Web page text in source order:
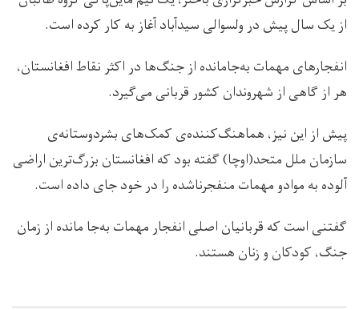
از یک سال پیش در ولسوالی سیدآباد آغاز به کار کرده است.
انفجارهای مهمات به‌جا‌مانده از جنگ‌ها در اکثر نقاط افغانستان،
هر از گاهی از شهروندان کشور قربانی می‌گیرد.
پیش از این نیز، هماهنگ‌کننده‌ی کمک‌های بشردوستانه‌ی
سازمان ملل متحد(اوچا) گفته بود که افغانستان بزرگ‌ترین اراضی
آلوده به موادو مهمات منفجرناشده را در خود جای داده است.
گفتنی است که قربانیان اصلی انفجار مهمات به‌جا مانده از زمان
جنگ، کودکان و زنان هستند.